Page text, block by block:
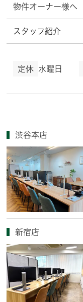
物件オーナー様へ
スタッフ紹介
定休 水曜日
渋谷本店
新宿店